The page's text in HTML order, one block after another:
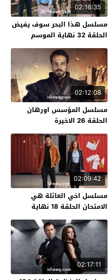
02:16:35
مسلسل هذا البحر سوف يفيض
الحلقة 32 نهاية الموسم
02:12:08
مسلسل المؤسس اورهان
الحلقة 26 الاخيرة
02:09:42
مسلسل اخي العائلة هي
الامتحان الحلقة 18 نهاية
الموسم
02:17:11